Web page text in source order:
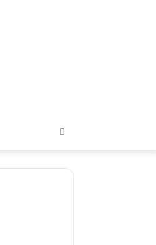
Arama
yap